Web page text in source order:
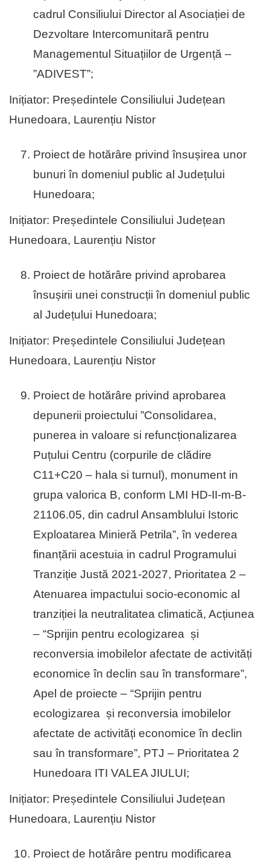
cadrul Consiliului Director al Asociației de
Dezvoltare Intercomunitară pentru
Managementul Situațiilor de Urgență –
”ADIVEST”;
Inițiator: Președintele Consiliului Județean
Hunedoara, Laurențiu Nistor
Proiect de hotărâre privind însușirea unor
bunuri în domeniul public al Județului
Hunedoara;
Inițiator: Președintele Consiliului Județean
Hunedoara, Laurențiu Nistor
Proiect de hotărâre privind aprobarea
însușirii unei construcții în domeniul public
al Județului Hunedoara;
Inițiator: Președintele Consiliului Județean
Hunedoara, Laurențiu Nistor
Proiect de hotărâre privind aprobarea
depunerii proiectului ”Consolidarea,
punerea in valoare si refuncționalizarea
Puțului Centru (corpurile de clădire
C11+C20 – hala si turnul), monument in
grupa valorica B, conform LMI HD-II-m-B-
21106.05, din cadrul Ansamblului Istoric
Exploatarea Minieră Petrila”, în vederea
finanțării acestuia in cadrul Programului
Tranziție Justă 2021-2027, Prioritatea 2 –
Atenuarea impactului socio-economic al
tranziției la neutralitatea climatică, Acțiunea
– “Sprijin pentru ecologizarea și
reconversia imobilelor afectate de activități
economice în declin sau în transformare”,
Apel de proiecte – “Sprijin pentru
ecologizarea și reconversia imobilelor
afectate de activități economice în declin
sau în transformare”, PTJ – Prioritatea 2
Hunedoara ITI VALEA JIULUI;
Inițiator: Președintele Consiliului Județean
Hunedoara, Laurențiu Nistor
Proiect de hotărâre pentru modificarea